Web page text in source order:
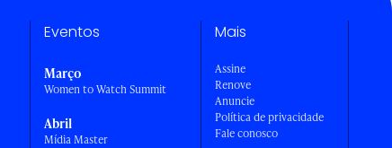
Eventos
Março
Women to Watch Summit
Abril
Mídia Master
Mais
Assine
Renove
Anuncie
Política de privacidade
Fale conosco